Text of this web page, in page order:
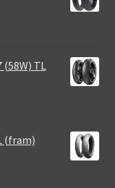
(58W) TL
(fram)